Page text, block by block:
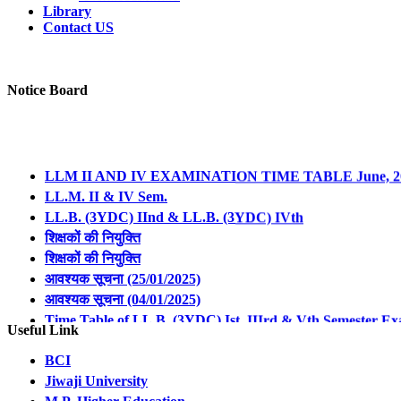
Library
Contact US
Notice Board
LL.M. II & IV Sem.
LL.B. (3YDC) IInd & LL.B. (3YDC) IVth
शिक्षकों की नियुक्ति
शिक्षकों की नियुक्ति
आवश्यक सूचना (25/01/2025)
आवश्यक सूचना (04/01/2025)
Time Table of LL.B. (3YDC) Ist, IIIrd & Vth Semester
Revised Notification Regarding Form Filling of LL.B.
Revised Notification Regarding Form Filling of LL.M. I &
Revised Notification Regarding Form Filling of LL.M. II
Useful Link
BCI
Jiwaji University